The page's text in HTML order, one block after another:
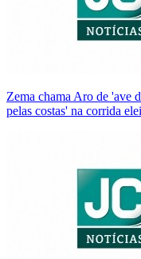
Zema chama Aro de 'ave
pelas costas' na corrida